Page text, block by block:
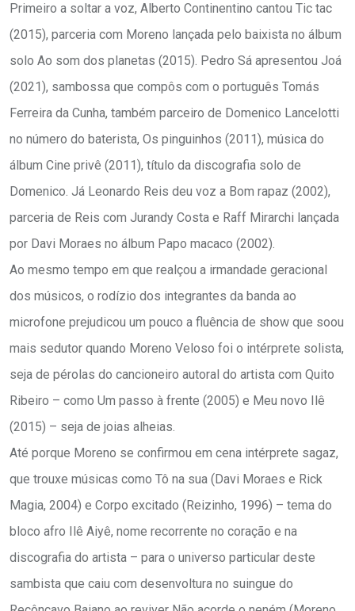
Primeiro a soltar a voz, Alberto Continentino cantou Tic tac
(2015), parceria com Moreno lançada pelo baixista no álbum
solo Ao som dos planetas (2015). Pedro Sá apresentou Joá
(2021), sambossa que compôs com o português Tomás
Ferreira da Cunha, também parceiro de Domenico Lancelotti
no número do baterista, Os pinguinhos (2011), música do
álbum Cine privê (2011), título da discografia solo de
Domenico. Já Leonardo Reis deu voz a Bom rapaz (2002),
parceria de Reis com Jurandy Costa e Raff Mirarchi lançada
por Davi Moraes no álbum Papo macaco (2002).
Ao mesmo tempo em que realçou a irmandade geracional
dos músicos, o rodízio dos integrantes da banda ao
microfone prejudicou um pouco a fluência de show que soou
mais sedutor quando Moreno Veloso foi o intérprete solista,
seja de pérolas do cancioneiro autoral do artista com Quito
Ribeiro – como Um passo à frente (2005) e Meu novo Ilê
(2015) – seja de joias alheias.
Até porque Moreno se confirmou em cena intérprete sagaz,
que trouxe músicas como Tô na sua (Davi Moraes e Rick
Magia, 2004) e Corpo excitado (Reizinho, 1996) – tema do
bloco afro Ilê Aiyê, nome recorrente no coração e na
discografia do artista – para o universo particular deste
sambista que caiu com desenvoltura no suingue do